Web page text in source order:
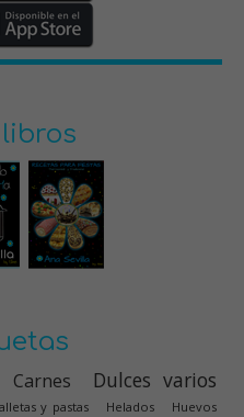
Carnes Dulces varios
y pastas Helados Huevos